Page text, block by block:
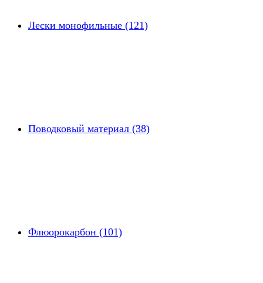
Лески монофильные (121)
Поводковый материал (38)
Флюорокарбон (101)